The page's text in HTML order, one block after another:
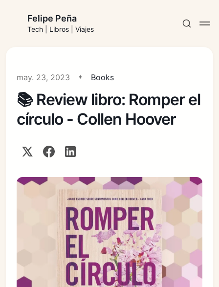
Felipe Peña
Tech | Libros | Viajes
Suscribirse
Iniciar sesión
may. 23, 2023 Books
📚 Review libro: Romper el
círculo - Collen Hoover